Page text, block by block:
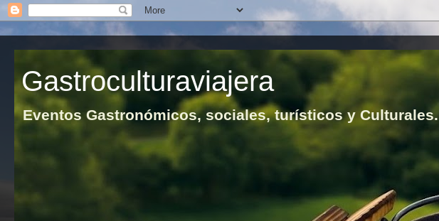
Gastroculturaviajera
Eventos Gastronómicos, sociales, turísticos y Culturales.